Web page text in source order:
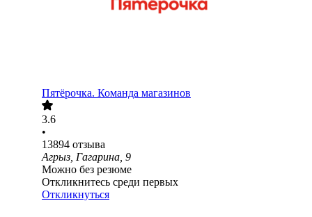
Пятёрочка. Команда магазинов
3.6
•
13894 отзыва
Агрыз, Гагарина, 9
Можно без резюме
Откликнитесь среди первых
Откликнуться